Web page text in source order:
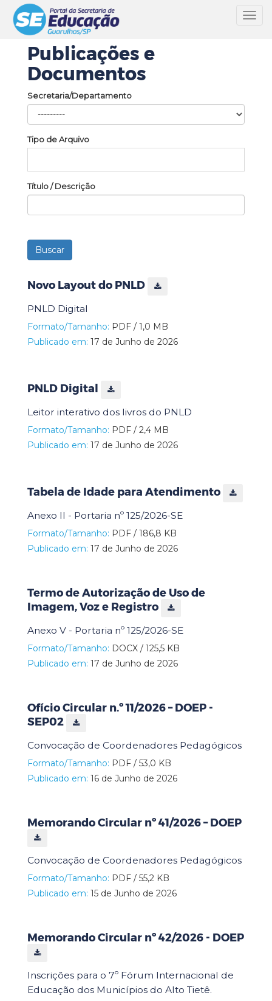
Publicações e
Documentos
Secretaria/Departamento
Tipo de Arquivo
Título / Descrição
Novo Layout do PNLD
PNLD Digital
Formato/Tamanho: PDF / 1,0 MB
Publicado em: 17 de Junho de 2026
PNLD Digital
Leitor interativo dos livros do PNLD
Formato/Tamanho: PDF / 2,4 MB
Publicado em: 17 de Junho de 2026
Tabela de Idade para Atendimento
Anexo II - Portaria nº 125/2026-SE
Formato/Tamanho: PDF / 186,8 KB
Publicado em: 17 de Junho de 2026
Termo de Autorização de Uso de
Imagem, Voz e Registro
Anexo V - Portaria nº 125/2026-SE
Formato/Tamanho: DOCX / 125,5 KB
Publicado em: 17 de Junho de 2026
Ofício Circular n.º 11/2026 – DOEP -
SEP02
Convocação de Coordenadores Pedagógicos
Formato/Tamanho: PDF / 53,0 KB
Publicado em: 16 de Junho de 2026
Memorando Circular nº 41/2026 – DOEP
Convocação de Coordenadores Pedagógicos
Formato/Tamanho: PDF / 55,2 KB
Publicado em: 15 de Junho de 2026
Memorando Circular nº 42/2026 - DOEP
Inscrições para o 7º Fórum Internacional de
Educação dos Municípios do Alto Tietê.